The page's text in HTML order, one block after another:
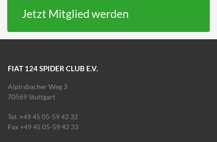
Jetzt Mitglied werden
FIAT 124 SPIDER CLUB E.V.
Alpirsbacher Weg 3
70569 Stuttgart
Tel. +49 45 05-59 42 32
Fax +49 45 05-59 42 33